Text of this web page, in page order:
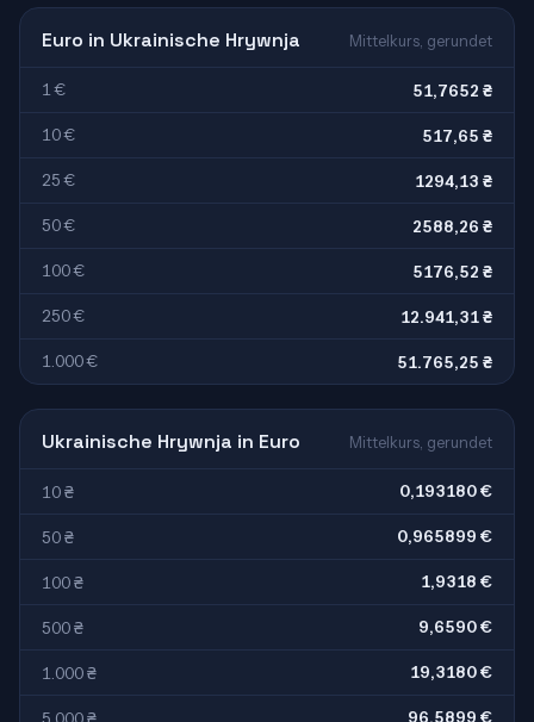
Euro in Ukrainische Hrywnja Mittelkurs, gerundet
1 € 51,7652 ₴
10 € 517,65 ₴
25 € 1294,13 ₴
50 € 2588,26 ₴
100 € 5176,52 ₴
250 € 12.941,31 ₴
1.000 € 51.765,25 ₴
Ukrainische Hrywnja in Euro Mittelkurs, gerundet
10 ₴ 0,193180 €
50 ₴ 0,965899 €
100 ₴ 1,9318 €
500 ₴ 9,6590 €
1.000 ₴ 19,3180 €
96,5899 €